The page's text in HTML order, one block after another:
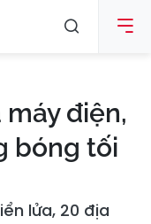
điện,
bóng tối
lửa, 20 địa